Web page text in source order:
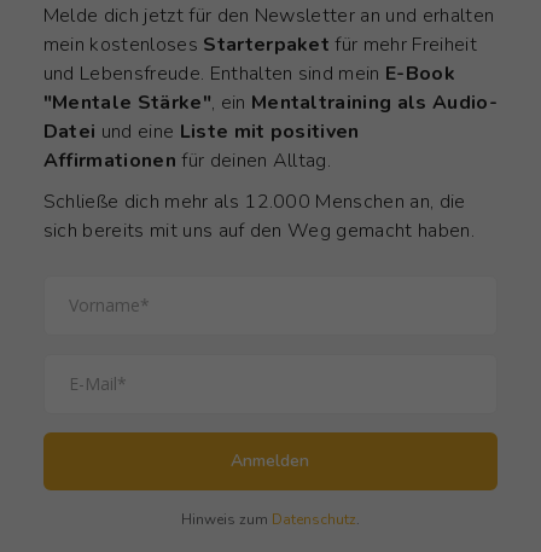
Melde dich jetzt für den Newsletter an und erhalten
mein kostenloses Starterpaket für mehr Freiheit
und Lebensfreude. Enthalten sind mein E-Book
"Mentale Stärke", ein Mentaltraining als Audio-
Datei und eine Liste mit positiven
Affirmationen für deinen Alltag.
Schließe dich mehr als 12.000 Menschen an, die
sich bereits mit uns auf den Weg gemacht haben.
Anmelden
Hinweis zum Datenschutz.